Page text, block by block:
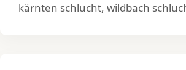
kärnten schlucht, wildbach